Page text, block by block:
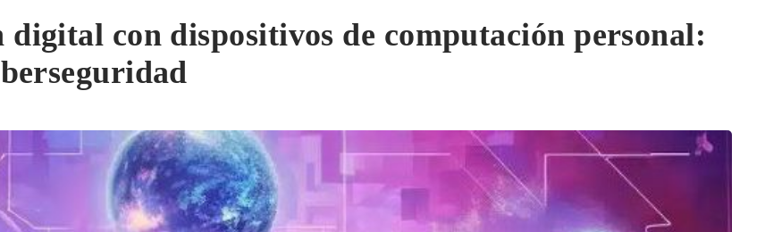
digital con dispositivos de computación personal: